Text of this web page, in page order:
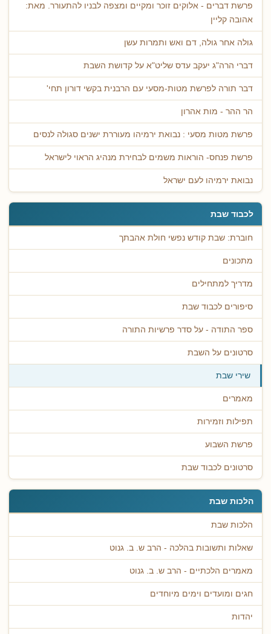
פרשת דברים - אלוקים זוכר ומקיים ומצפה לבניו להתעורר. מאת:
אהובה קליין
גולה אחר גולה, דם ואש ותמרות עשן
דברי הרה"ג יעקב עדס שליט"א על קדושת השבת
דבר תורה לפרשת מטות-מסעי עם הרבנית בקשי דורון תחי'
הר ההר - מות אהרון
פרשת מטות מסעי : נבואת ירמיהו מעוררת ישנים סגולה לנסים
פרשת פנחס- הוראות משמים לבחירת מנהיג הראוי לישראל
נבואת ירמיהו לעם ישראל
לכבוד שבת
חוברת: שבת קודש נפשי חולת אהבתך
מתכונים
מדריך למתחילים
סיפורים לכבוד שבת
ספר התודה - על סדר פרשיות התורה
סרטונים על השבת
שירי שבת
מאמרים
תפילות וזמירות
פרשת השבוע
סרטונים לכבוד שבת
הלכות שבת
הלכות שבת
שאלות ותשובות בהלכה - הרב ש. ב. גנוט
מאמרים הלכתיים - הרב ש. ב. גנוט
חגים ומועדים וימים מיוחדים
יהדות